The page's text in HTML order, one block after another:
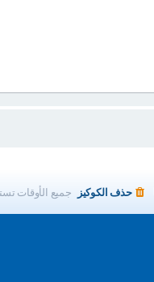
جميع الأوقات حذف الكوكيز